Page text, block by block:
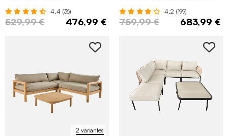
4.4 (36)
529,99 € 476,99 €
4.2 (199)
759,99 € 683,99 €
2 variantes